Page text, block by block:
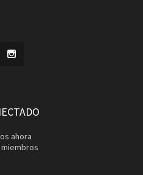
ahora
miembros